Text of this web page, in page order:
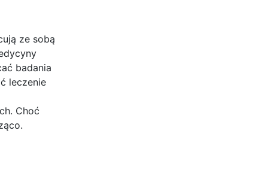
ze sobą
badania
leczenie
Choć